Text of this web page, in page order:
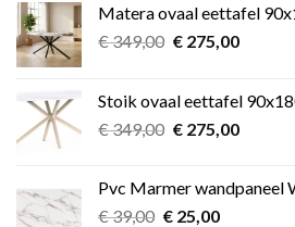
Matera ovaal eettafel
€349,00 Oorspronkelijke
€ 349,00.
€275,00Huidige
€
Stoik ovaal eettafel
€349,00 Oorspronkelijke
€ 349,00.
€275,00Huidige
€
Pvc Marmer wandpaneel
€39,00 Oorspronkelijke
€25,00Huidige